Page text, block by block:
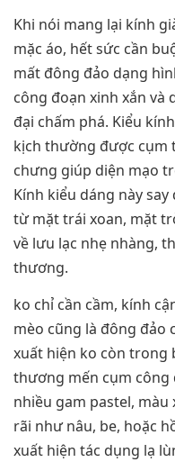
Khi nói mang lại kính
mặc áo, hết sức cần
mất đông đảo dạng
công đoạn xinh xắn và
đại chấm phá. Kiểu
kịch thường được cụm
chưng giúp diện mạo
Kính kiểu dáng này
từ mặt trái xoan, mặt
về lưu lạc nhẹ nhàng,
thương.
ko chỉ cần cầm, kính
mèo cũng là đông đảo
xuất hiện ko còn trong
thương mến cụm công
nhiều gam pastel,
rãi như nâu, be, hoặc
xuất hiện tác dụng lạ